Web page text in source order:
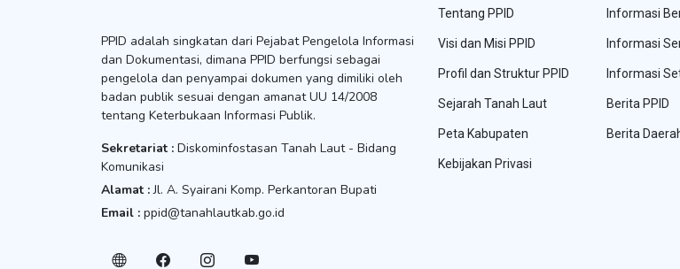
PPID adalah singkatan dari Pejabat Pengelola Informasi
dan Dokumentasi, dimana PPID berfungsi sebagai
pengelola dan penyampai dokumen yang dimiliki oleh
badan publik sesuai dengan amanat UU 14/2008
tentang Keterbukaan Informasi Publik.
Sekretariat : Diskominfostasan Tanah Laut - Bidang
Komunikasi
Alamat : Jl. A. Syairani Komp. Perkantoran Bupati
Email : ppid@tanahlautkab.go.id
Tentang PPID
Visi dan Misi PPID
Profil dan Struktur PPID
Sejarah Tanah Laut
Peta Kabupaten
Kebijakan Privasi
Informasi
Informasi
Informasi
Berita PPID
Berita